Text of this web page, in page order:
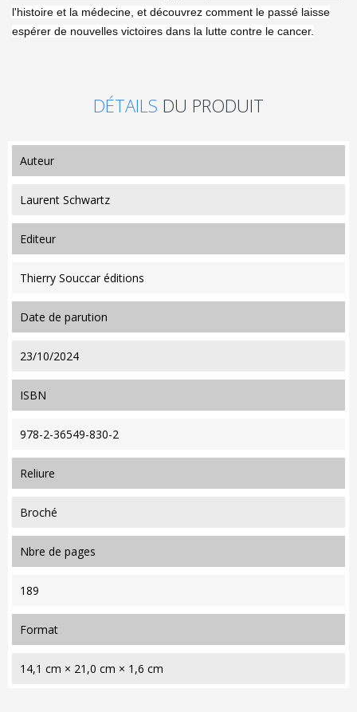
l'histoire et la médecine, et découvrez comment le passé laisse
espérer de nouvelles victoires dans la lutte contre le cancer.
DÉTAILS DU PRODUIT
auteur
Laurent Schwartz
editeur
Thierry Souccar éditions
date de parution
23/10/2024
ISBN
978-2-36549-830-2
reliure
Broché
nbre de pages
189
format
14,1 cm × 21,0 cm × 1,6 cm